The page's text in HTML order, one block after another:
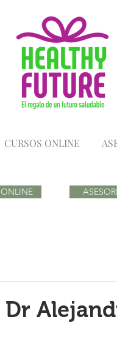
CURSOS ONLINE